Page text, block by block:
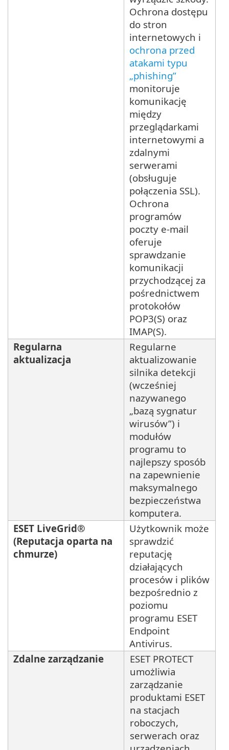
Ochrona dostępu
do stron
internetowych i
ochrona przed
atakami typu
„phishing”
monitoruje
komunikację
między
przeglądarkami
internetowymi a
zdalnymi
serwerami
(obsługuje
połączenia SSL).
Ochrona
programów
poczty e-mail
oferuje
sprawdzanie
komunikacji
przychodzącej za
pośrednictwem
protokołów
POP3(S) oraz
IMAP(S).
Regularna
aktualizacja
Regularne
aktualizowanie
silnika detekcji
(wcześniej
nazywanego
„bazą sygnatur
wirusów”) i
modułów
programu to
najlepszy sposób
na zapewnienie
maksymalnego
bezpieczeństwa
komputera.
ESET LiveGrid®
(Reputacja oparta na
chmurze)
Użytkownik może
sprawdzić
reputację
działających
procesów i plików
bezpośrednio z
poziomu
programu ESET
Endpoint
Antivirus.
Zdalne zarządzanie
ESET PROTECT
umożliwia
zarządzanie
produktami ESET
na stacjach
roboczych,
serwerach oraz